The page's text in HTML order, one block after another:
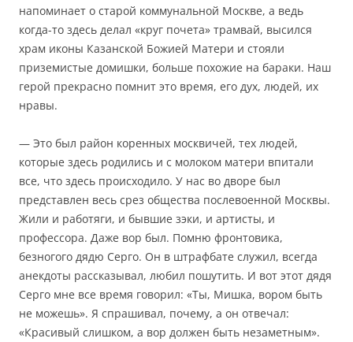
напоминает о старой коммунальной Москве, а ведь
когда-то здесь делал «круг почета» трамвай, высился
храм иконы Казанской Божией Матери и стояли
приземистые домишки, больше похожие на бараки. Наш
герой прекрасно помнит это время, его дух, людей, их
нравы.
— Это был район коренных москвичей, тех людей,
которые здесь родились и с молоком матери впитали
все, что здесь происходило. У нас во дворе был
представлен весь срез общества послевоенной Москвы.
Жили и работяги, и бывшие зэки, и артисты, и
профессора. Даже вор был. Помню фронтовика,
безногого дядю Серго. Он в штрафбате служил, всегда
анекдоты рассказывал, любил пошутить. И вот этот дядя
Серго мне все время говорил: «Ты, Мишка, вором быть
не можешь». Я спрашивал, почему, а он отвечал:
«Красивый слишком, а вор должен быть незаметным».